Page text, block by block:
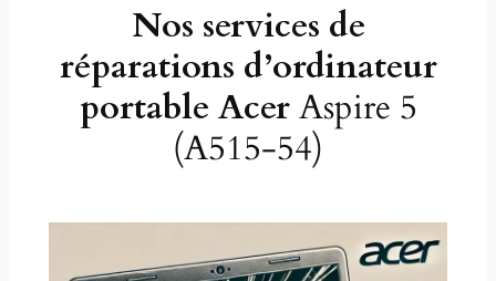
Nos services de
réparations d’ordinateur
portable AcerAspire 5
(A515-54)